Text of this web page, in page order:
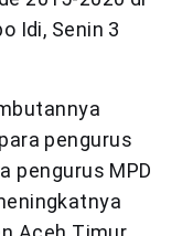
Idi, Senin 3
pengurus
pengurus MPD